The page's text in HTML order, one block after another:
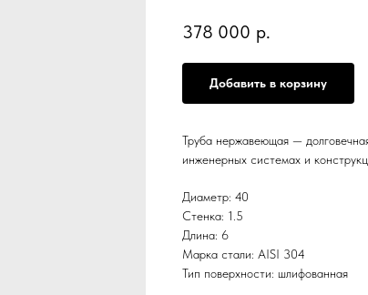
378 000 р.
Добавить в корзину
Труба нержавеющая —
инженерных системах и
Диаметр: 40
Стенка: 1.5
Длина: 6
Марка стали: AISI 304
Тип поверхности: шлифованная